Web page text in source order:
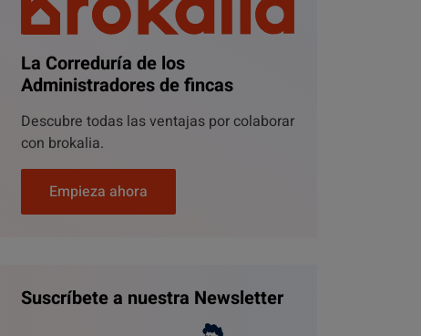
La Correduría de los
Administradores de fincas
Descubre todas las ventajas por colaborar
con brokalia.
Empieza ahora
Suscríbete a nuestra Newsletter